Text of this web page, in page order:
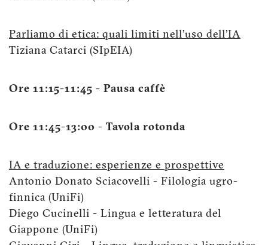
Parliamo di etica: quali limiti nell’uso dell’IA
Tiziana Catarci (SIpEIA)
Ore 11:15-11:45 - Pausa caffè
Ore 11:45-13:00 - Tavola rotonda
IA e traduzione: esperienze e prospettive
Antonio Donato Sciacovelli - Filologia ugro-
finnica (UniFi)
Diego Cucinelli - Lingua e letteratura del
Giappone (UniFi)